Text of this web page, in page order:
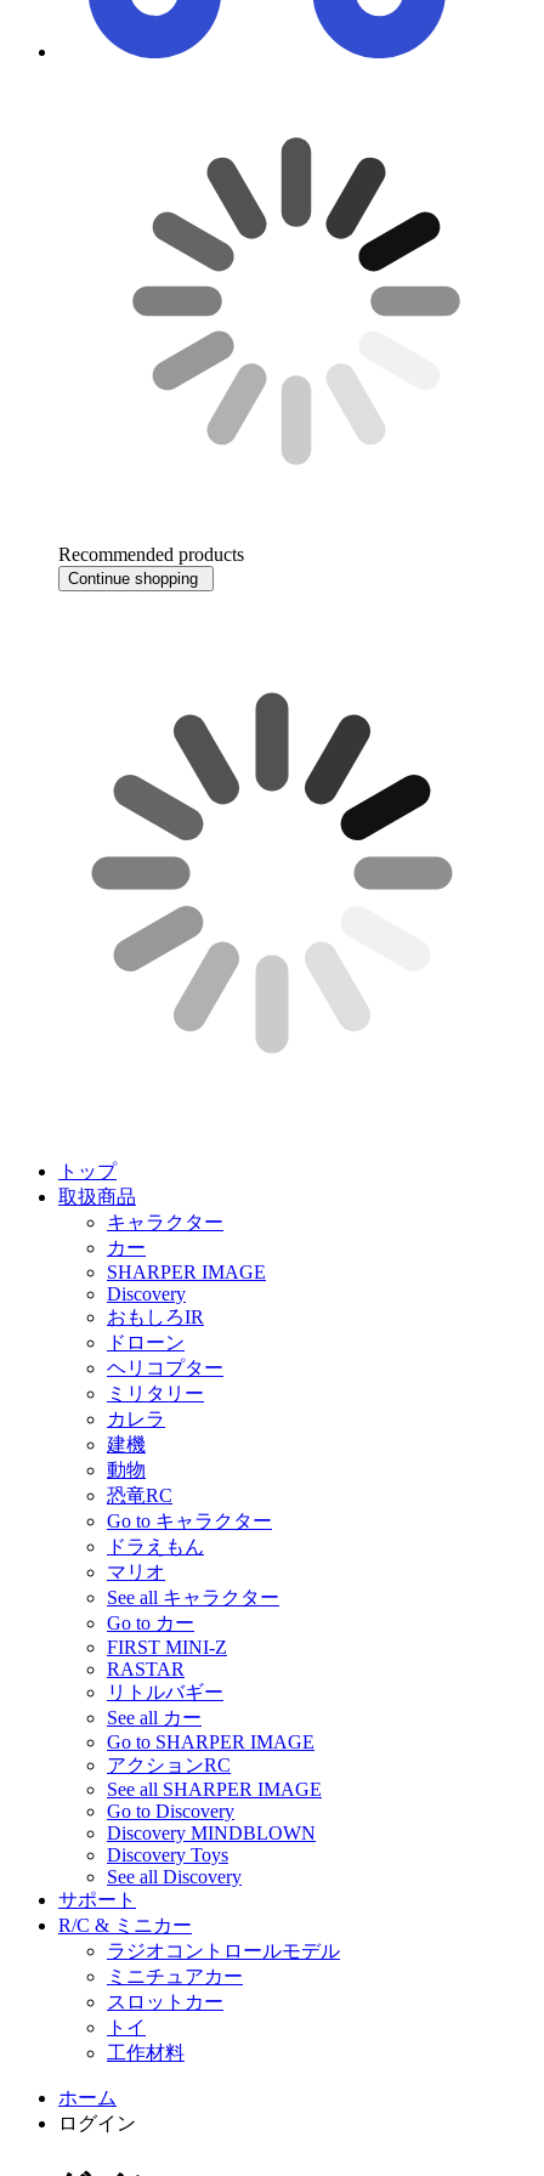
Recommended products
Continue shopping
トップ
取扱商品
キャラクター
カー
SHARPER IMAGE
Discovery
おもしろIR
ドローン
ヘリコプター
ミリタリー
カレラ
建機
動物
恐竜RC
Go to キャラクター
ドラえもん
マリオ
See all キャラクター
Go to カー
FIRST MINI-Z
RASTAR
リトルバギー
See all カー
Go to SHARPER IMAGE
アクションRC
See all SHARPER IMAGE
Go to Discovery
Discovery MINDBLOWN
Discovery Toys
See all Discovery
サポート
R/C & ミニカー
ラジオコントロールモデル
ミニチュアカー
スロットカー
トイ
工作材料
ホーム
ログイン